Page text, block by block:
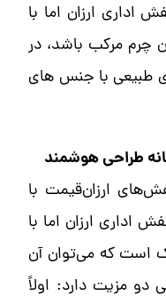
ارزان اما با
چرم مرکب باشد، در
طبیعی با جنس های
طراحی هوشمند
ارزان‌قیمت با
اداری ارزان اما با
است که می‌توان آن
مزیت دارد: اولاً